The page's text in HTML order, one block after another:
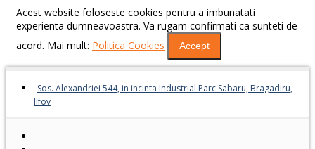
Acest website foloseste cookies pentru a imbunatati
experienta dumneavoastra. Va rugam confirmati ca sunteti de
acord. Mai mult: Politica Cookies Accept
Sos. Alexandriei 544, in incinta Industrial Parc Sabaru, Bragadiru,
Ilfov